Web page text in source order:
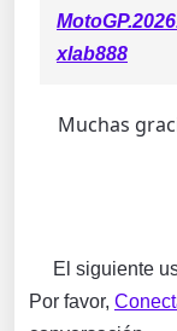
xlab888
Muchas
El siguiente
Por favor,